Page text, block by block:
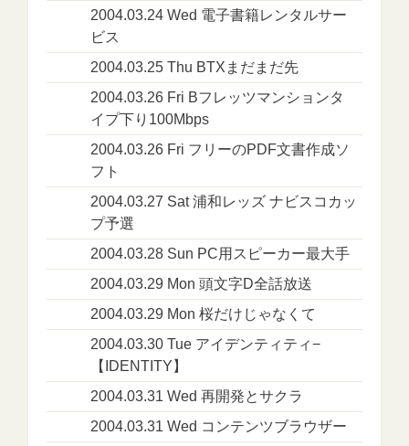
2004.03.24 Wed 電子書籍レンタルサー
ビス
2004.03.25 Thu BTXまだまだ先
2004.03.26 Fri Bフレッツマンションタ
イプ下り100Mbps
2004.03.26 Fri フリーのPDF文書作成ソ
フト
2004.03.27 Sat 浦和レッズ ナビスコカッ
プ予選
2004.03.28 Sun PC用スピーカー最大手
2004.03.29 Mon 頭文字D全話放送
2004.03.29 Mon 桜だけじゃなくて
2004.03.30 Tue アイデンティティ−
【IDENTITY】
2004.03.31 Wed 再開発とサクラ
2004.03.31 Wed コンテンツブラウザー